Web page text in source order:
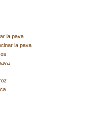
la pava
la pava